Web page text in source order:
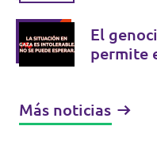
El
permite
Más noticias